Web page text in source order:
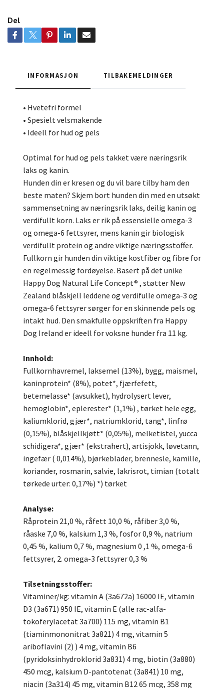
Del
INFORMASJON TILBAKEMELDINGER
• Hvetefri formel
• Spesielt velsmakende
• Ideell for hud og pels
Optimal for hud og pels takket være næringsrik
laks og kanin.
Hunden din er kresen og du vil bare tilby ham den
beste maten? Skjem bort hunden din med en utsøkt
sammensetning av næringsrik laks, deilig kanin og
verdifullt korn. Laks er rik på essensielle omega-3
og omega-6 fettsyrer, mens kanin gir biologisk
verdifullt protein og andre viktige næringsstoffer.
Fullkorn gir hunden din viktige kostfiber og fibre for
en regelmessig fordøyelse. Basert på det unike
Happy Dog Natural Life Concept® , støtter New
Zealand blåskjell leddene og verdifulle omega-3 og
omega-6 fettsyrer sørger for en skinnende pels og
intakt hud. Den smakfulle oppskriften fra Happy
Dog Ireland er ideell for voksne hunder fra 11 kg.
Innhold:
Fullkornhavremel, laksemel (13%), bygg, maismel,
kaninprotein* (8%), potet*, fjærfefett,
betemelasse* (avsukket), hydrolysert lever,
hemoglobin*, eplerester* (1,1%) , tørket hele egg,
kaliumklorid, gjær*, natriumklorid, tang*, linfrø
(0,15%), blåskjellkjøtt* (0,05%), melketistel, yucca
schidigera*, gjær* (ekstrahert), artisjokk, løvetann,
ingefær ( 0,014%), bjørkeblader, brennesle, kamille,
koriander, rosmarin, salvie, lakrisrot, timian (totalt
tørkede urter: 0,17%) *) tørket
Analyse:
Råprotein 21,0 %, råfett 10,0 %, råfiber 3,0 %,
råaske 7,0 %, kalsium 1,3 %, fosfor 0,9 %, natrium
0,45 %, kalium 0,7 %, magnesium 0 ,1 %, omega-6
fettsyrer, 2. omega-3 fettsyrer 0,3 %
Tilsetningsstoffer:
Vitaminer/kg: vitamin A (3a672a) 16000 IE, vitamin
D3 (3a671) 950 IE, vitamin E (alle rac-alfa-
tokoferylacetat 3a700) 115 mg, vitamin B1
(tiaminmononitrat 3a821) 4 mg, vitamin 5
ariboflavini (2) ) 4 mg, vitamin B6
(pyridoksinhydroklorid 3a831) 4 mg, biotin (3a880)
450 mcg, kalsium D-pantotenat (3a841) 10 mg,
niacin (3a314) 45 mg, vitamin B12 65 mcg, 358 mg